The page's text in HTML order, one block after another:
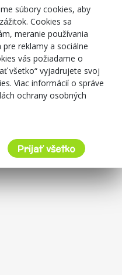
súbory cookies, aby
Cookies sa
meranie používania
reklamy a sociálne
vás požiadame o
všetko“ vyjadrujete svoj
Viac informácií o správe
ochrany osobných
Prijať všetko